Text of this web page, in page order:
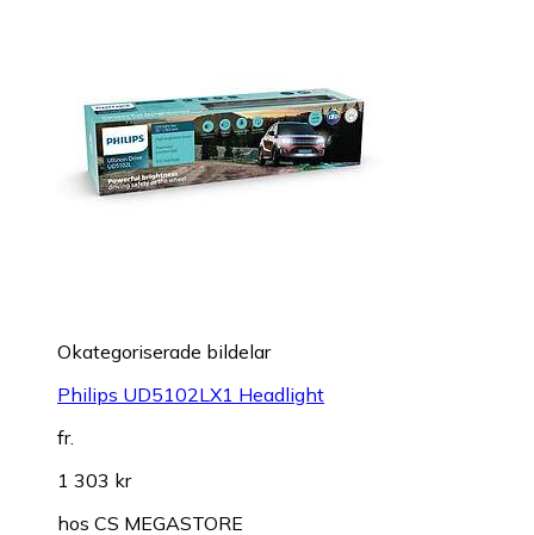
Okategoriserade bildelar
Philips UD5102LX1 Headlight
fr.
1 303 kr
hos CS MEGASTORE